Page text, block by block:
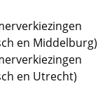
en Middelburg)
en Utrecht)